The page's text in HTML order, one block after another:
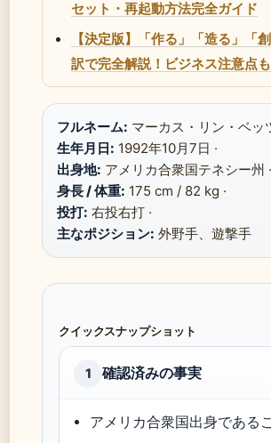
セット・再起動方法完全ガイド
【決定版】「作る」「造る」「
訳で完全解説！ビジネス注意点
フルネーム: マーカス・リン・ベッ
生年月日: 1992年10月7日 ·
出身地: アメリカ合衆国テネシー州 ·
身長 / 体重: 175 cm / 82 kg ·
投打: 右投右打 ·
主なポジション: 外野手、遊撃手
クイックスナップショット
1 確認済みの事実
アメリカ合衆国出身である